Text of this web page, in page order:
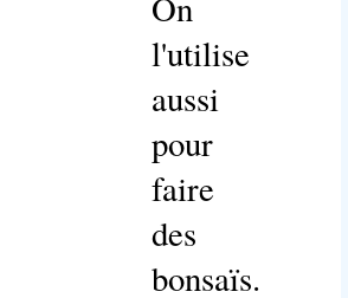
l'utilise
aussi
pour
faire
des
bonsaïs.